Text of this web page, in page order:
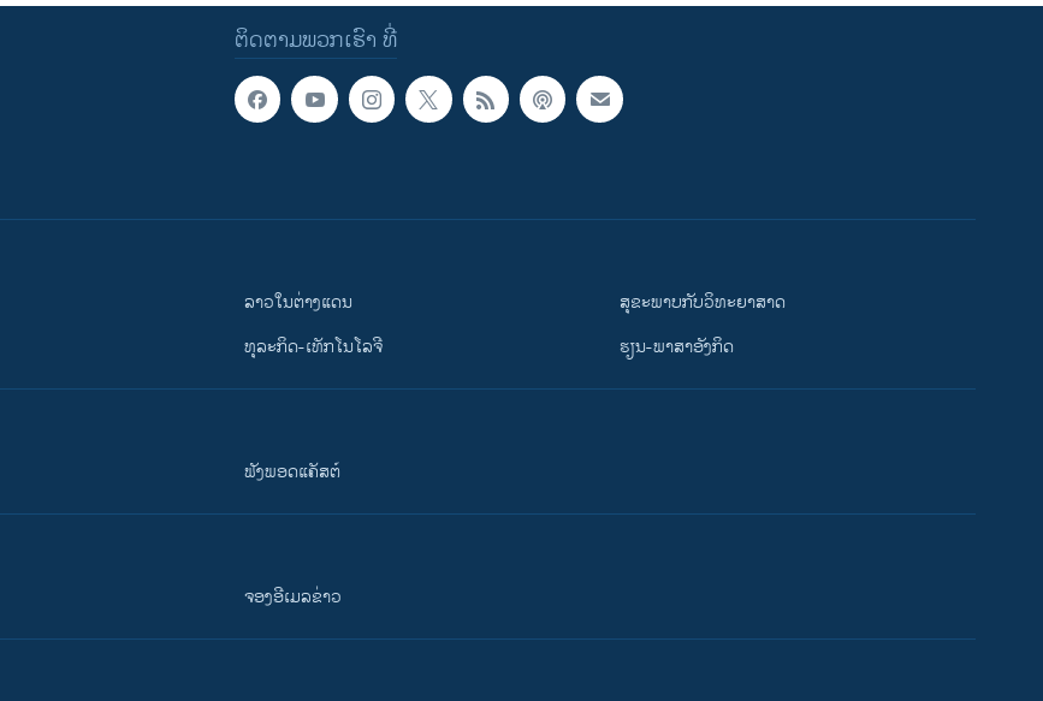
ຕິດຕາມພວກເຮົາ ທີ່
ລາວໃນຕ່າງແດນ
ທຸລະກິດ-ເທັກໂນໂລຈີ
ສຸຂະພາບກັບວິທະຍາສາດ
ຮຽນ-ພາສາອັງກິດ
ຟັງພອດແຄັສຕ໌
ຈອງອີເມລຂ່າວ